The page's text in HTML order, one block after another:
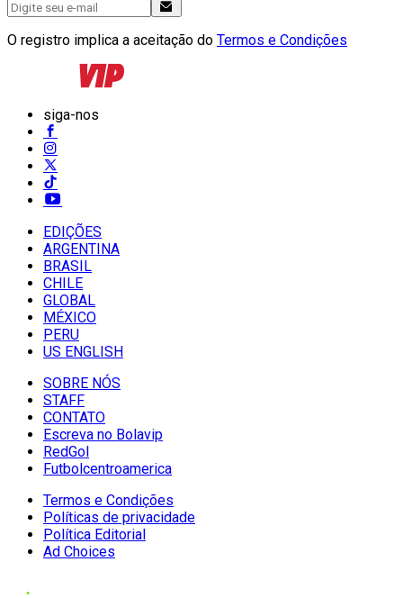
O registro implica a aceitação do Termos e Condições
siga-nos
EDIÇÕES
ARGENTINA
BRASIL
CHILE
GLOBAL
MÉXICO
PERU
US ENGLISH
SOBRE NÓS
STAFF
CONTATO
Escreva no Bolavip
RedGol
Futbolcentroamerica
Termos e Condições
Políticas de privacidade
Política Editorial
Ad Choices